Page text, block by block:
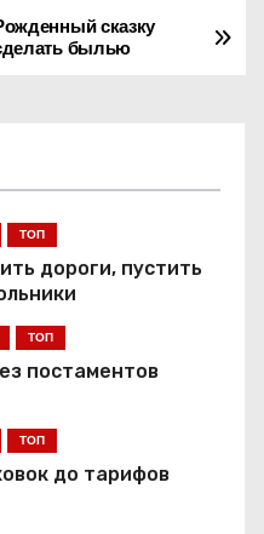
сказку
былью
ТОП
дороги, пустить
ТОП
постаментов
ТОП
до тарифов